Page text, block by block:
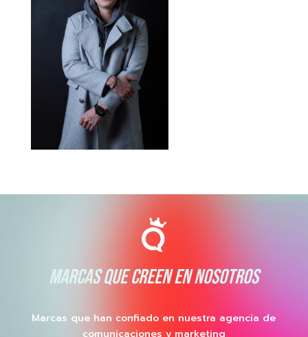
MARCAS QUE CREEN EN NOSOTROS
Marcas que han confiado en nuestra agencia de
comunicaciones y marketing